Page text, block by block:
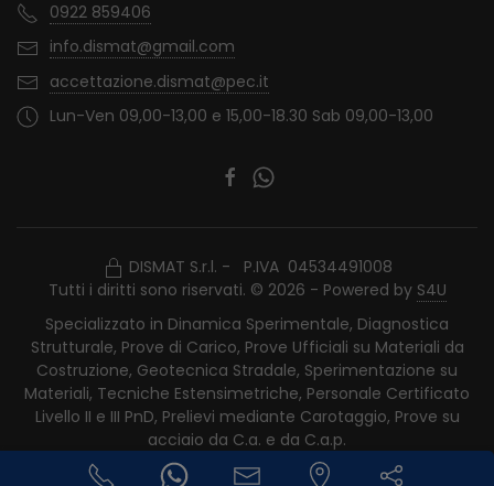
0922 859406
info.dismat@gmail.com
accettazione.dismat@pec.it
Lun-Ven 09,00-13,00 e 15,00-18.30 Sab 09,00-13,00
DISMAT S.r.l. - P.IVA 04534491008
Tutti i diritti sono riservati. © 2026 - Powered by S4U
Specializzato in Dinamica Sperimentale, Diagnostica
Strutturale, Prove di Carico, Prove Ufficiali su Materiali da
Costruzione, Geotecnica Stradale, Sperimentazione su
Materiali, Tecniche Estensimetriche, Personale Certificato
Livello II e III PnD, Prelievi mediante Carotaggio, Prove su
acciaio da C.a. e da C.a.p.